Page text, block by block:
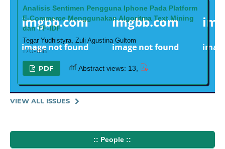
Analisis Sentimen Pengguna Iphone Pada Platform
E-Commerce Menggunakan Algoritma Text Mining
dan TF-IDF
Tegar Yudhistyra, Zuli Agustina Gultom
170-188
PDF Abstract views: 13,
VIEW ALL ISSUES
:: People ::